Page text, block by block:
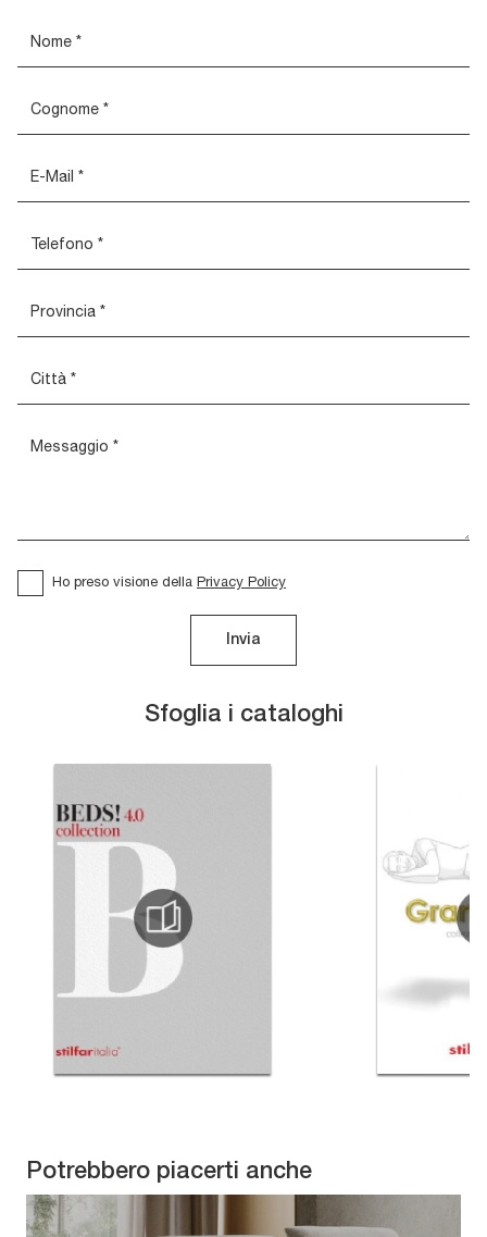
Sfoglia i cataloghi
Ho preso visione della Privacy Policy
Invia
Potrebbero piacerti anche